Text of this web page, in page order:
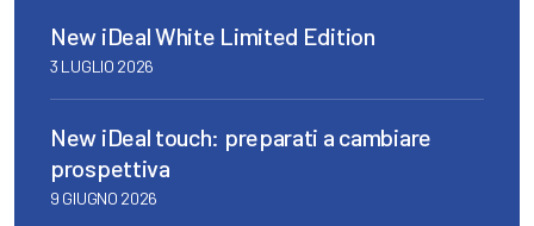
New iDeal White Limited Edition
3 LUGLIO 2026
New iDeal touch: preparati a cambiare
prospettiva
9 GIUGNO 2026